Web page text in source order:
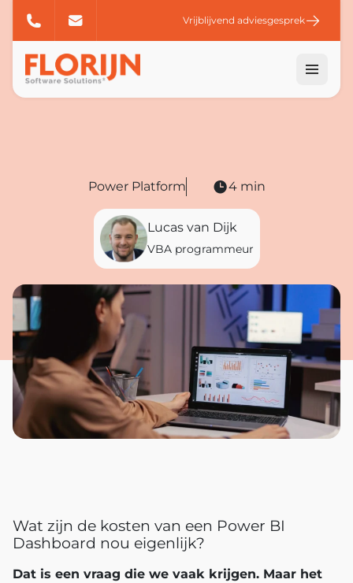
Vrijblijvend adviesgesprek
Power Platform 4 min
Lucas van Dijk
VBA programmeur
Wat zijn de kosten van een Power BI
Dashboard nou eigenlijk?
Dat is een vraag die we vaak krijgen. Maar het